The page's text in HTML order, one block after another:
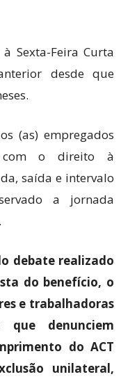
Sexta-Feira Curta
desde que
(as) empregados
com o direito à
saída e intervalo
a jornada
debate realizado
do benefício, o
e trabalhadoras
que denunciem
do ACT
unilateral,